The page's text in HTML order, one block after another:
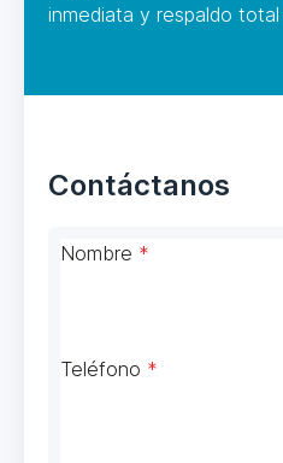
inmediata y respaldo
Contáctanos
Nombre *
Teléfono *